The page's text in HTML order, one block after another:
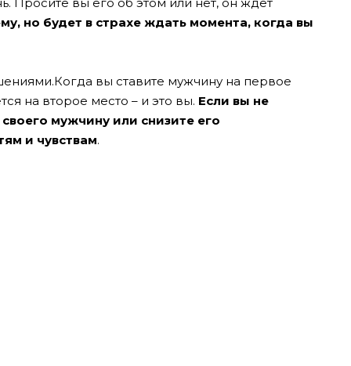
но будет в страхе ждать момента, когда вы
Когда вы ставите мужчину на первое
на второе место – и это вы. Если вы не
мужчину или снизите его
и чувствам.